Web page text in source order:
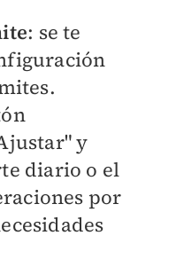
: se te
y
diario o el
por